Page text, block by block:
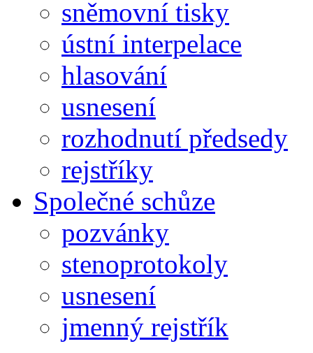
sněmovní tisky
ústní interpelace
hlasování
usnesení
rozhodnutí předsedy
rejstříky
Společné schůze
pozvánky
stenoprotokoly
usnesení
jmenný rejstřík